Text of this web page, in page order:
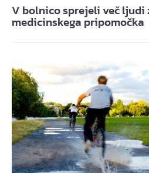
V bolnico sprejeli več ljudi
medicinskega pripomočka